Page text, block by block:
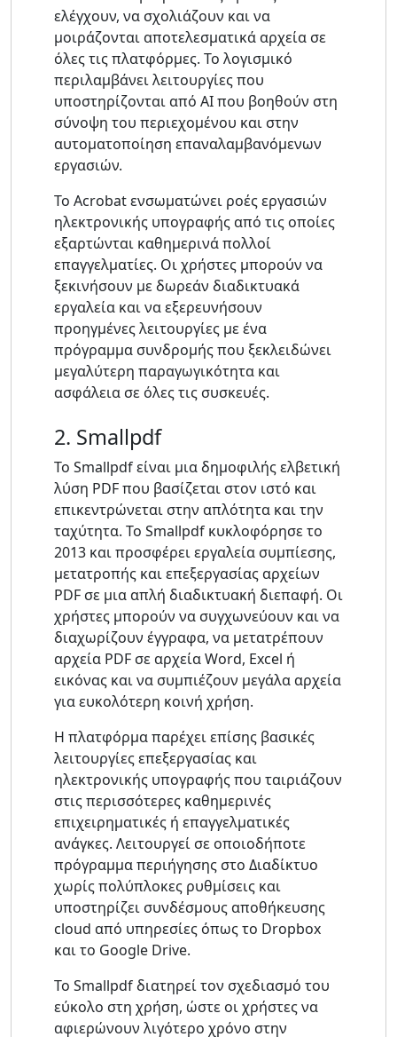
ελέγχουν, να σχολιάζουν και να
μοιράζονται αποτελεσματικά αρχεία σε
όλες τις πλατφόρμες. Το λογισμικό
περιλαμβάνει λειτουργίες που
υποστηρίζονται από AI που βοηθούν στη
σύνοψη του περιεχομένου και στην
αυτοματοποίηση επαναλαμβανόμενων
εργασιών.
Το Acrobat ενσωματώνει ροές εργασιών
ηλεκτρονικής υπογραφής από τις οποίες
εξαρτώνται καθημερινά πολλοί
επαγγελματίες. Οι χρήστες μπορούν να
ξεκινήσουν με δωρεάν διαδικτυακά
εργαλεία και να εξερευνήσουν
προηγμένες λειτουργίες με ένα
πρόγραμμα συνδρομής που ξεκλειδώνει
μεγαλύτερη παραγωγικότητα και
ασφάλεια σε όλες τις συσκευές.
2. Smallpdf
Το Smallpdf είναι μια δημοφιλής ελβετική
λύση PDF που βασίζεται στον ιστό και
επικεντρώνεται στην απλότητα και την
ταχύτητα. Το Smallpdf κυκλοφόρησε το
2013 και προσφέρει εργαλεία συμπίεσης,
μετατροπής και επεξεργασίας αρχείων
PDF σε μια απλή διαδικτυακή διεπαφή. Οι
χρήστες μπορούν να συγχωνεύουν και να
διαχωρίζουν έγγραφα, να μετατρέπουν
αρχεία PDF σε αρχεία Word, Excel ή
εικόνας και να συμπιέζουν μεγάλα αρχεία
για ευκολότερη κοινή χρήση.
Η πλατφόρμα παρέχει επίσης βασικές
λειτουργίες επεξεργασίας και
ηλεκτρονικής υπογραφής που ταιριάζουν
στις περισσότερες καθημερινές
επιχειρηματικές ή επαγγελματικές
ανάγκες. Λειτουργεί σε οποιοδήποτε
πρόγραμμα περιήγησης στο Διαδίκτυο
χωρίς πολύπλοκες ρυθμίσεις και
υποστηρίζει συνδέσμους αποθήκευσης
cloud από υπηρεσίες όπως το Dropbox
και το Google Drive.
Το Smallpdf διατηρεί τον σχεδιασμό του
εύκολο στη χρήση, ώστε οι χρήστες να
αφιερώνουν λιγότερο χρόνο στην